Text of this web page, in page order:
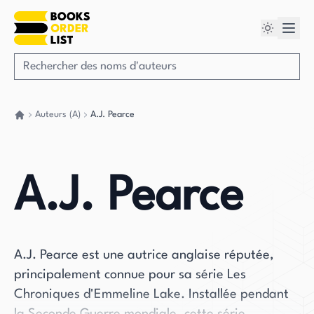
Auteurs (A) A.J. Pearce
A.J. Pearce
A.J. Pearce est une autrice anglaise réputée,
principalement connue pour sa série Les
Chroniques d'Emmeline Lake. Installée pendant